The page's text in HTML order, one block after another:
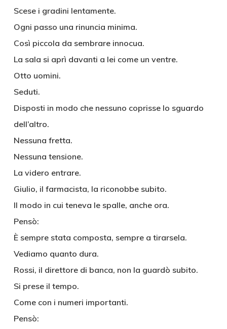
Scese i gradini lentamente.
Ogni passo una rinuncia minima.
Così piccola da sembrare innocua.
La sala si aprì davanti a lei come un ventre.
Otto uomini.
Seduti.
Disposti in modo che nessuno coprisse lo sguardo
dell’altro.
Nessuna fretta.
Nessuna tensione.
La videro entrare.
Giulio, il farmacista, la riconobbe subito.
Il modo in cui teneva le spalle, anche ora.
Pensò:
È sempre stata composta, sempre a tirarsela.
Vediamo quanto dura.
Rossi, il direttore di banca, non la guardò subito.
Si prese il tempo.
Come con i numeri importanti.
Pensò: